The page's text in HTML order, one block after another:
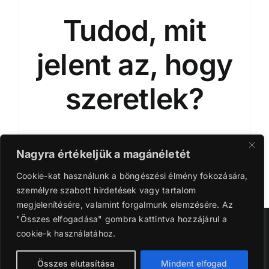
Nagyra értékeljük a magánéletét
Cookie-kat használunk a böngészési élmény fokozására,
személyre szabott hirdetések vagy tartalom
megjelenítésére, valamint forgalmunk elemzésére. Az
"Összes elfogadása" gombra kattintva hozzájárul a
cookie-k használatához.
Összes elutasítása Mindent elfogad
Tudod, mit
jelent az, hogy
szeretlek?
Szerzői jog 2016-2024 | Ganyi Károly.
FacebookInstagramYouTube
Tiktok